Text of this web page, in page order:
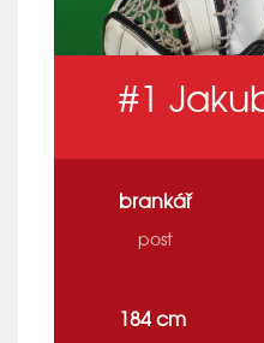
#1
brankář
post
184 cm